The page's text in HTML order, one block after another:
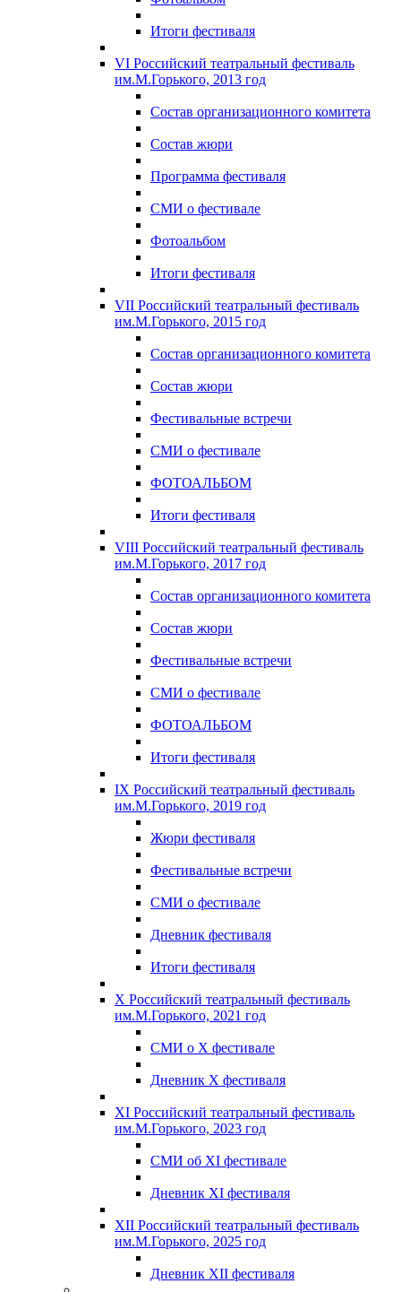
Итоги фестиваля
VI Российский театральный фестиваль
им.М.Горького, 2013 год
Состав организационного комитета
Состав жюри
Программа фестиваля
СМИ о фестивале
Фотоальбом
Итоги фестиваля
VII Российский театральный фестиваль
им.М.Горького, 2015 год
Состав организационного комитета
Состав жюри
Фестивальные встречи
СМИ о фестивале
ФОТОАЛЬБОМ
Итоги фестиваля
VIII Российский театральный фестиваль
им.М.Горького, 2017 год
Состав организационного комитета
Состав жюри
Фестивальные встречи
СМИ о фестивале
ФОТОАЛЬБОМ
Итоги фестиваля
IX Российский театральный фестиваль
им.М.Горького, 2019 год
Жюри фестиваля
Фестивальные встречи
СМИ о фестивале
Дневник фестиваля
Итоги фестиваля
X Российский театральный фестиваль
им.М.Горького, 2021 год
СМИ о X фестивале
Дневник X фестиваля
XI Российский театральный фестиваль
им.М.Горького, 2023 год
СМИ об XI фестивале
Дневник XI фестиваля
XII Российский театральный фестиваль
им.М.Горького, 2025 год
Дневник XII фестиваля